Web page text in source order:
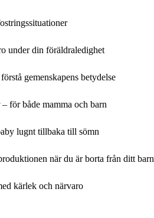
under din föräldraledighet
gemenskapens betydelse
för både mamma och barn
lugnt tillbaka till sömn
när du är borta från ditt barn
kärlek och närvaro